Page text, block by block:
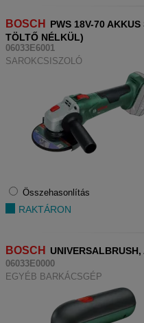
BOSCH
PWS 18V-70
TÖLTŐ NÉLKÜL)
06033E6001
SAROKCSISZOLÓ
Összehasonlítás
RAKTÁRON
BOSCH
06033E0000
EGYÉB BARKÁCSGÉP